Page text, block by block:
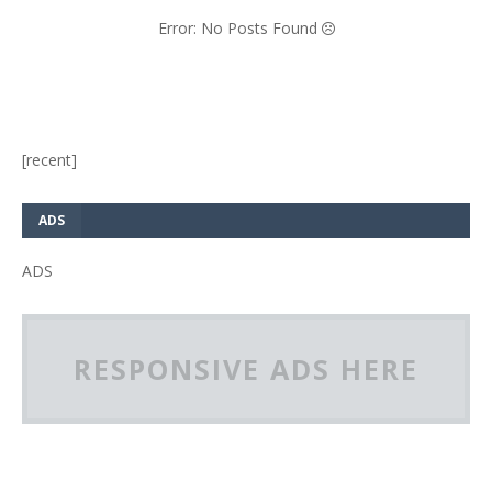
Error: No Posts Found
[recent]
ADS
ADS
RESPONSIVE ADS HERE